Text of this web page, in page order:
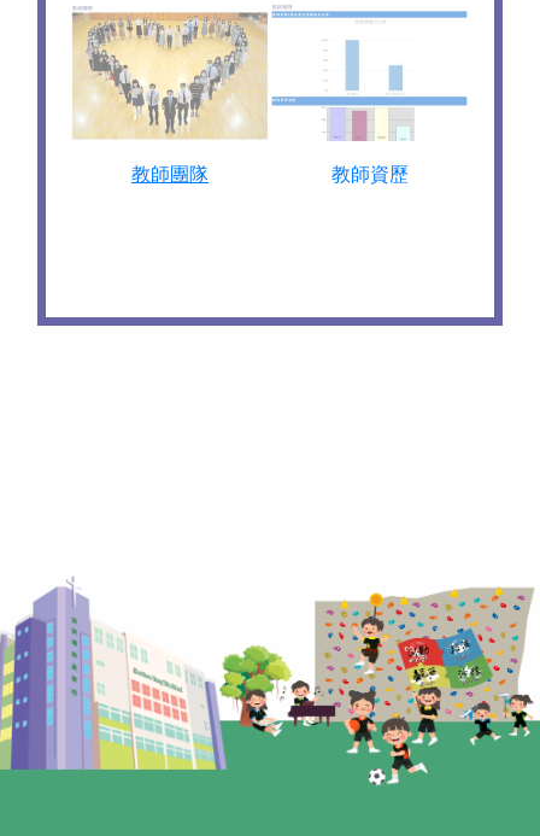
教師團隊 教師資歷